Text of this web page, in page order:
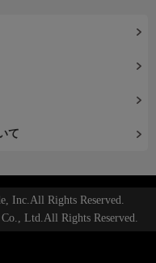
て
Inc.All Rights Reserved.
Ltd.All Rights Reserved.